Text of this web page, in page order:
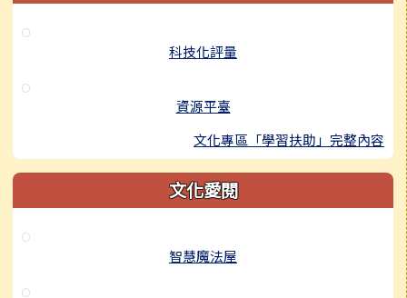
科技化評量
資源平臺
文化專區「學習扶助」完整內容
文化愛閱
智慧魔法屋